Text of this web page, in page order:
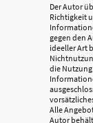
Der Autor
Richtigkeit
gegen den
ideeller Art
die
Alle
Autor